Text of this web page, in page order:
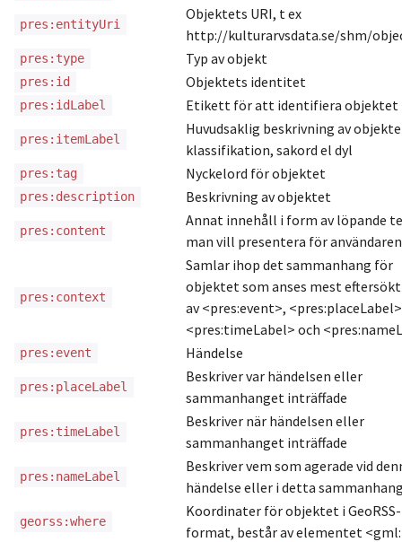
pres:entityUri
Objektets URI, t ex
http://kulturarvsdata.se/shm/
pres:type Typ av objekt
pres:id Objektets identitet
pres:idLabel Etikett för att identifiera objektet
pres:itemLabel
Huvudsaklig beskrivning av
klassifikation, sakord el dyl
pres:tag Nyckelord för objektet
pres:description Beskrivning av objektet
pres:content
Annat innehåll i form av löpande
man vill presentera för användaren
pres:context
Samlar ihop det sammanhang för
objektet som anses mest
av <pres:event>,
<pres:timeLabel> och
pres:event Händelse
pres:placeLabel
Beskriver var händelsen eller
sammanhanget inträffade
pres:timeLabel
Beskriver när händelsen eller
sammanhanget inträffade
pres:nameLabel
Beskriver vem som agerade vid
händelse eller i detta
georss:where
Koordinater för objektet i GeoRSS-
format, består av elementet